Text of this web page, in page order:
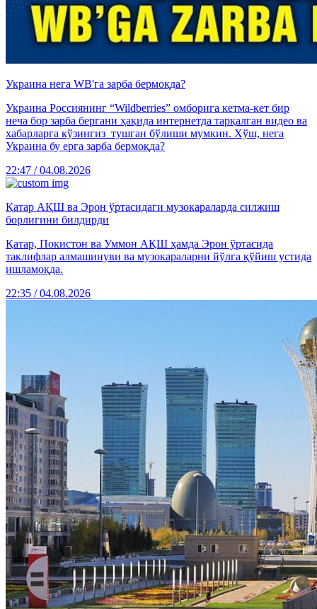
Украина нега WB'га зарба бермоқда?
Украина Россиянинг “Wildberries” омборига кетма-кет бир
неча бор зарба бергани ҳақида интернетда тарқалган видео ва
хабарларга кўзингиз тушган бўлиши мумкин. Хўш, нега
Украина бу ерга зарба бермоқда?
22:47 / 04.08.2026
Қатар АҚШ ва Эрон ўртасидаги музокараларда силжиш
борлигини билдирди
Қатар, Покистон ва Уммон АҚШ ҳамда Эрон ўртасида
таклифлар алмашинуви ва музокараларни йўлга қўйиш устида
ишламоқда.
22:35 / 04.08.2026